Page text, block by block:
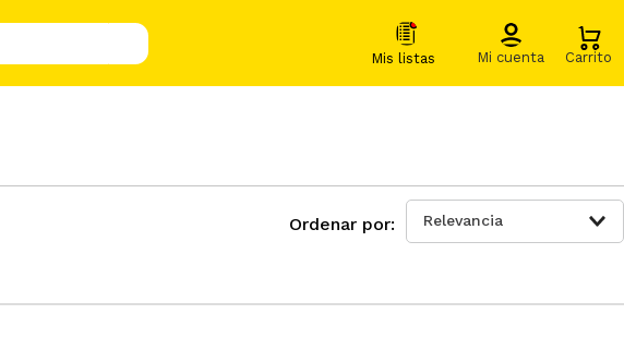
Relevancia